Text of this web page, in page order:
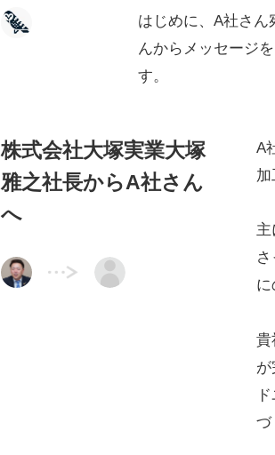
はじめに、A社さん
んからメッセージ
す。
株式会社大塚実業大塚
雅之社長からA社さん
へ
A
加
に
貴
づ